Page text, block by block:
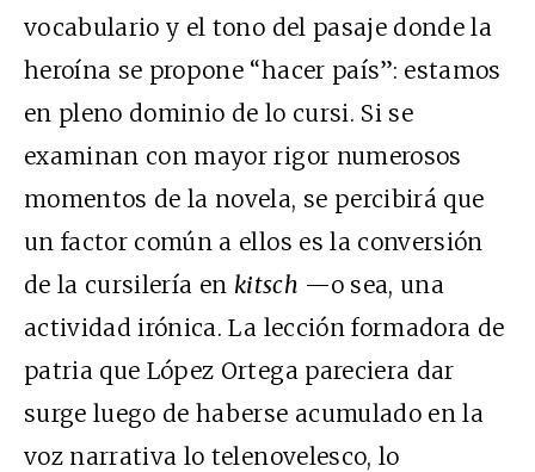
vocabulario y el tono del pasaje donde la
heroína se propone “hacer país”: estamos
en pleno dominio de lo cursi. Si se
examinan con mayor rigor numerosos
momentos de la novela, se percibirá que
un factor común a ellos es la conversión
de la cursilería en kitsch —o sea, una
actividad irónica. La lección formadora de
patria que López Ortega pareciera dar
surge luego de haberse acumulado en la
voz narrativa lo telenovelesco, lo